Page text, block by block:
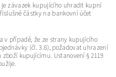
závazek kupujícího uhradit kupní
částky na bankovní účet
v případě, že ze strany kupujícího
(čl. 3.8), požadovat uhrazení
kupujícímu. Ustanovení § 2119